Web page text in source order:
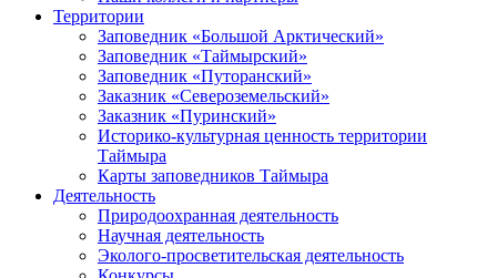
Территории
Заповедник «Большой Арктический»
Заповедник «Таймырский»
Заповедник «Путоранский»
Заказник «Североземельский»
Заказник «Пуринский»
Историко-культурная ценность территории
Таймыра
Карты заповедников Таймыра
Деятельность
Природоохранная деятельность
Научная деятельность
Эколого-просветительская деятельность